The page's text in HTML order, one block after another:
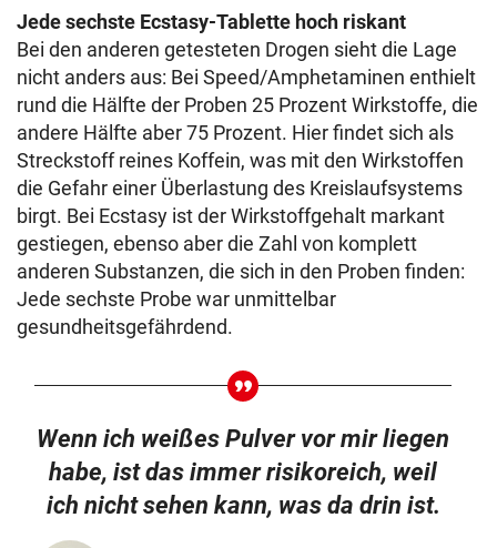
Jede sechste Ecstasy-Tablette hoch riskant
Bei den anderen getesteten Drogen sieht die Lage
nicht anders aus: Bei Speed/Amphetaminen enthielt
rund die Hälfte der Proben 25 Prozent Wirkstoffe, die
andere Hälfte aber 75 Prozent. Hier findet sich als
Streckstoff reines Koffein, was mit den Wirkstoffen
die Gefahr einer Überlastung des Kreislaufsystems
birgt. Bei Ecstasy ist der Wirkstoffgehalt markant
gestiegen, ebenso aber die Zahl von komplett
anderen Substanzen, die sich in den Proben finden:
Jede sechste Probe war unmittelbar
gesundheitsgefährdend.
Wenn ich weißes Pulver vor mir liegen
habe, ist das immer risikoreich, weil
ich nicht sehen kann, was da drin ist.